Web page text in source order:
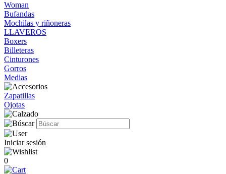
Woman
Bufandas
Mochilas y riñoneras
LLAVEROS
Boxers
Billeteras
Cinturones
Gorros
Medias
Zapatillas
Ojotas
Iniciar sesión
0